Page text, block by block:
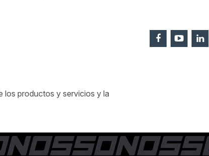
los productos y servicios y la